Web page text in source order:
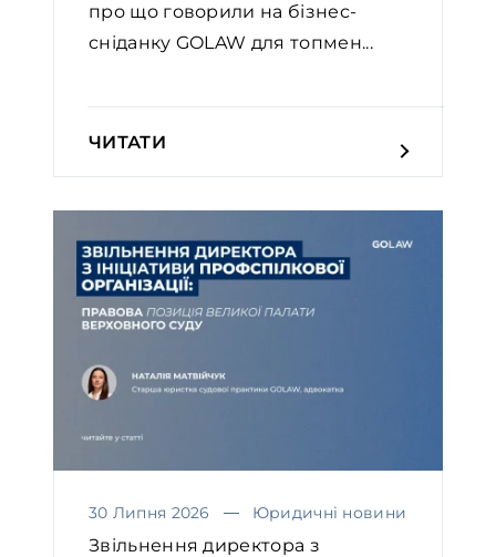
про що говорили на бізнес-
сніданку GOLAW для топмен...
ЧИТАТИ
30 Липня 2026 Юридичні новини
Звільнення директора з